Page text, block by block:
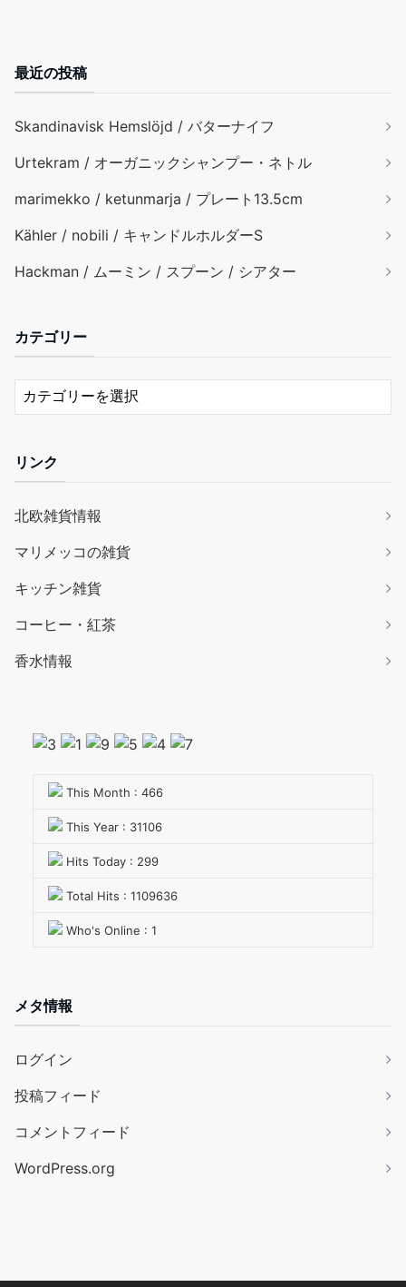
最近の投稿
Skandinavisk Hemslöjd / バターナイフ
Urtekram / オーガニックシャンプー・ネトル
marimekko / ketunmarja / プレート13.5cm
Kähler / nobili / キャンドルホルダーS
Hackman / ムーミン / スプーン / シアター
カテゴリー
リンク
北欧雑貨情報
マリメッコの雑貨
キッチン雑貨
コーヒー・紅茶
香水情報
This Month : 466
This Year : 31106
Hits Today : 299
Total Hits : 1109636
Who's Online : 1
メタ情報
ログイン
投稿フィード
コメントフィード
WordPress.org